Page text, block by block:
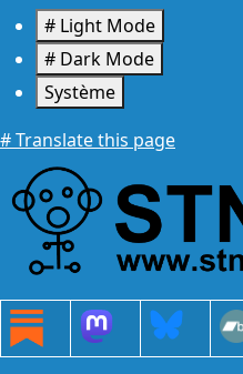
Aller au contenu principal
# Light Mode
# Dark Mode
Système
# Translate this page